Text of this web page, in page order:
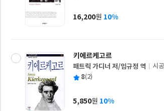
사
가
16,200원 10%
키에르케고르
글
쓴
패트릭 가디너 저/임규정 역
출
사
시
평 8(2)
가
5,850원 10%